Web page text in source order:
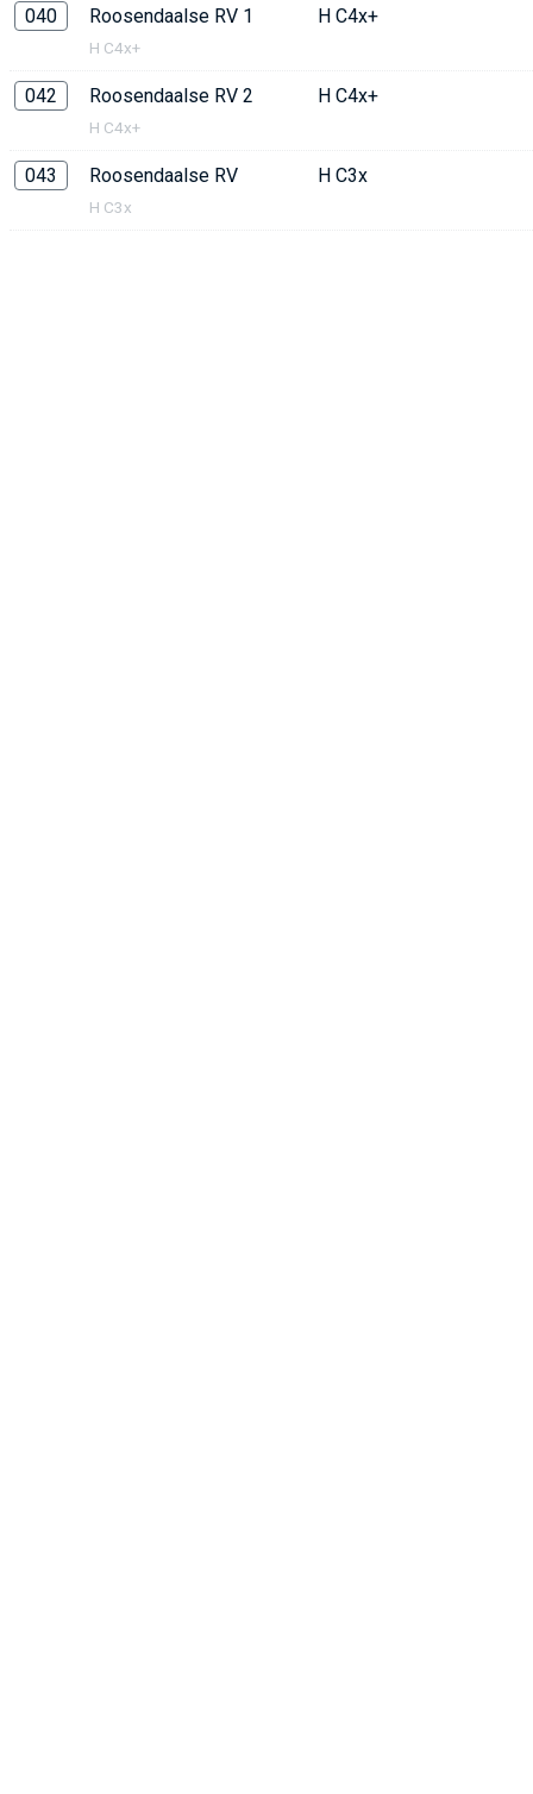
040 Roosendaalse RV 1
H C4x+
H C4x+
042 Roosendaalse RV 2
H C4x+
H C4x+
043 Roosendaalse RV
H C3x
H C3x